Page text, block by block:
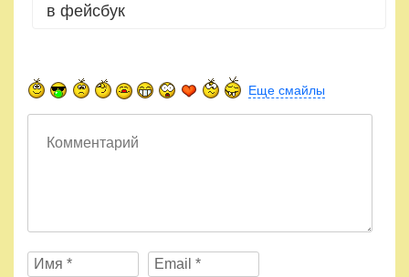
в фейсбук
Еще смайлы